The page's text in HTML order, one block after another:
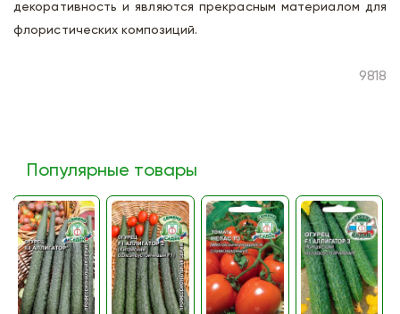
декоративность и являются прекрасным материалом для
флористических композиций.
9818
Популярные товары